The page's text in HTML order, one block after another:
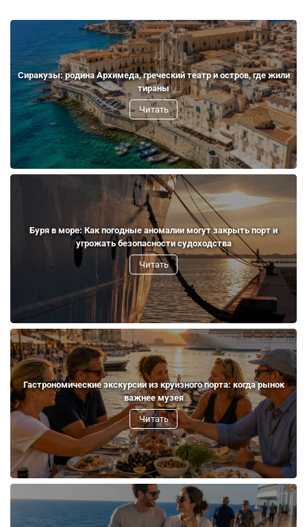
Сиракузы: родина Архимеда, греческий театр и остров, где жили
тираны
Читать
Буря в море: Как погодные аномалии могут закрыть порт и
угрожать безопасности судоходства
Читать
Гастрономические экскурсии из круизного порта: когда рынок
важнее музея
Читать